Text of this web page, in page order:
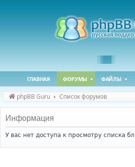
ГЛАВНАЯ ФОРУМЫ ФАЙЛЫ
phpBB Guru Список форумов
Информация
У вас нет доступа к просмотру списка